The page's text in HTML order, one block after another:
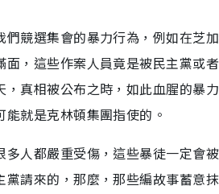
競選集會的暴力行為，例如在芝
，這些作案人員竟是被民主黨或
真相被公布之時，如此血腥的暴
就是克林頓集團指使的。
人都嚴重受傷，這些暴徒一定會
請來的，那麼，那些編故事蓄意